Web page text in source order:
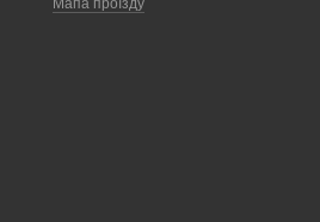
Мапа проїзду